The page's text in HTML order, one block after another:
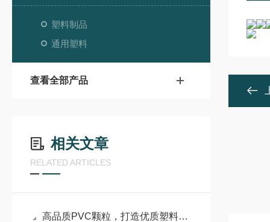
塑料制品
通用塑料
查看全部产品
相关文章
RELATED ARTICLES
高品质PVC颗粒，打造优质塑料制品的核心基石